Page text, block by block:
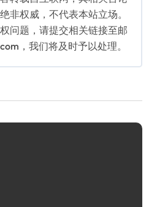
非权威，不代表本站立场。
问题，请提交相关链接至邮
，我们将及时予以处理。